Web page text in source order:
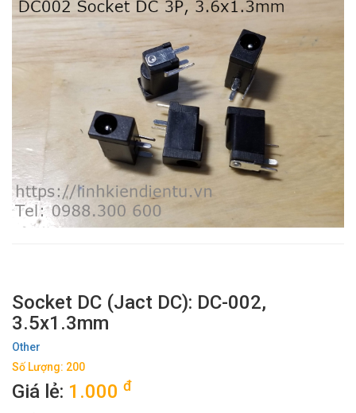
Socket DC (Jact DC): DC-002,
3.5x1.3mm
Other
Số Lượng: 200
Giá lẻ: 1.000 đ